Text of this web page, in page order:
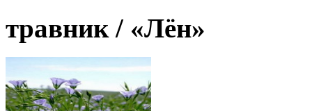
травник / «Лён»